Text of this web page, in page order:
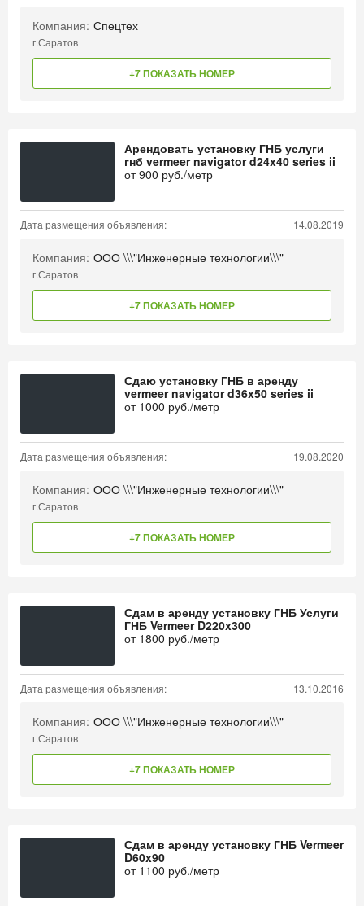
Компания: Спецтех
г.Саратов
+7 ПОКАЗАТЬ НОМЕР
Арендовать установку ГНБ услуги
гнб vermeer navigator d24x40 series ii
от900 руб./метр
Дата размещения объявления: 14.08.2019
Компания: ООО \\\"Инженерные технологии\\\"
г.Саратов
+7 ПОКАЗАТЬ НОМЕР
Сдаю установку ГНБ в аренду
vermeer navigator d36x50 series ii
от 1000 руб./метр
Дата размещения объявления: 19.08.2020
Компания: ООО \\\"Инженерные технологии\\\"
г.Саратов
+7 ПОКАЗАТЬ НОМЕР
Сдам в аренду установку ГНБ Услуги
ГНБ Vermeer D220x300
от 1800 руб./метр
Дата размещения объявления: 13.10.2016
Компания: ООО \\\"Инженерные технологии\\\"
г.Саратов
+7 ПОКАЗАТЬ НОМЕР
Сдам в аренду установку ГНБ Vermeer
D60x90
от 1100 руб./метр